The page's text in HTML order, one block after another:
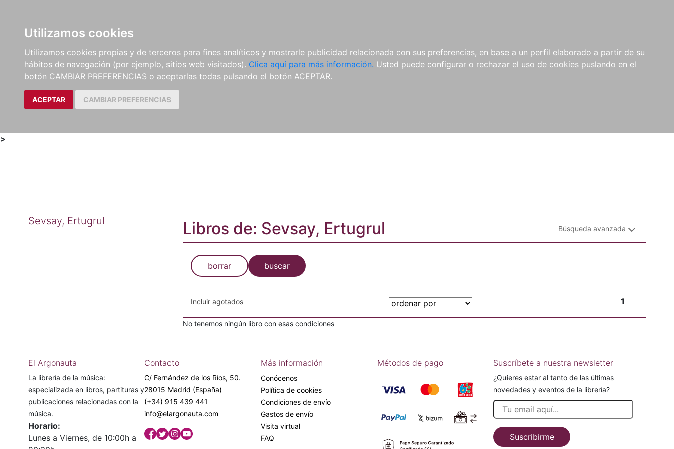
Utilizamos cookies
Utilizamos cookies propias y de terceros para fines analíticos y mostrarle publicidad relacionada con sus preferencias, en base a un perfil elaborado a partir de su
hábitos de navegación (por ejemplo, sitios web visitados). Clica aquí para más información. Usted puede configurar o rechazar el uso de cookies puslando en el
botón CAMBIAR PREFERENCIAS o aceptarlas todas pulsando el botón ACEPTAR.
ACEPTAR CAMBIAR PREFERENCIAS
LIBROS
MÉTODOS Y
EJERCICIOS
PARTITURAS Y EDICIONES
CRÍTICAS
REVISTAS
CDS Y
DVDS
MATERIAL
COMPLEMENTARIO
NOVEDADES NOTICIAS
COMPRAS
INSTITUCIONALES
>
Sevsay, Ertugrul Libros de: Sevsay, Ertugrul Búsqueda avanzada
borrar buscar
Incluir agotados 1
No tenemos ningún libro con esas condiciones
El Argonauta
La librería de la música:
especializada en libros, partituras y
publicaciones relacionadas con la
música.
Horario:
Lunes a Viernes, de 10:00h a
Contacto
C/ Fernández de los Ríos, 50.
28015 Madrid (España)
(+34) 915 439 441
info@elargonauta.com
Más información
Conócenos
Política de cookies
Condiciones de envío
Gastos de envío
Visita virtual
FAQ
Métodos de pago Suscríbete a nuestra newsletter
¿Quieres estar al tanto de las últimas
novedades y eventos de la librería?
Suscribirme